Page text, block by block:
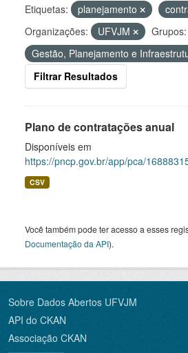
Etiquetas: planejamento
Organizações:
UFVJM
Grupos:
Gestão, Planejamento e
Filtrar Resultados
Plano de contratações anual
Disponíveis em
https://pncp.gov.br/app/pca/
CSV
Você também pode ter acesso a esses
Documentação da API).
Sobre Dados Abertos UFVJM
API do CKAN
Associação CKAN